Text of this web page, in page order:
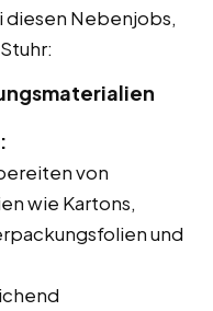
diesen Nebenjobs,
von
wie Kartons,
und